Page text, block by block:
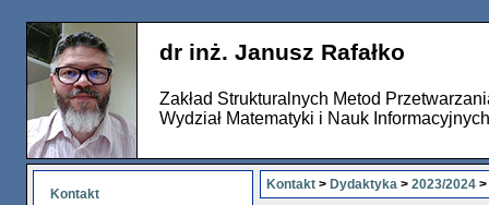
dr inż. Janusz Rafałko
Zakład Strukturalnych Metod
Wydział Matematyki i Nauk Informacyjnych
Kontakt
Kontakt > Dydaktyka > 2023/2024